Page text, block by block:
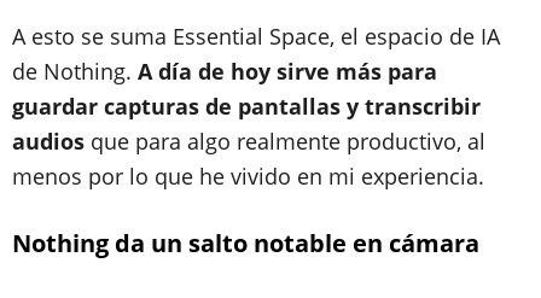
A esto se suma Essential Space, el espacio de IA
de Nothing. A día de hoy sirve más para
guardar capturas de pantallas y transcribir
audios que para algo realmente productivo, al
menos por lo que he vivido en mi experiencia.
Nothing da un salto notable en cámara